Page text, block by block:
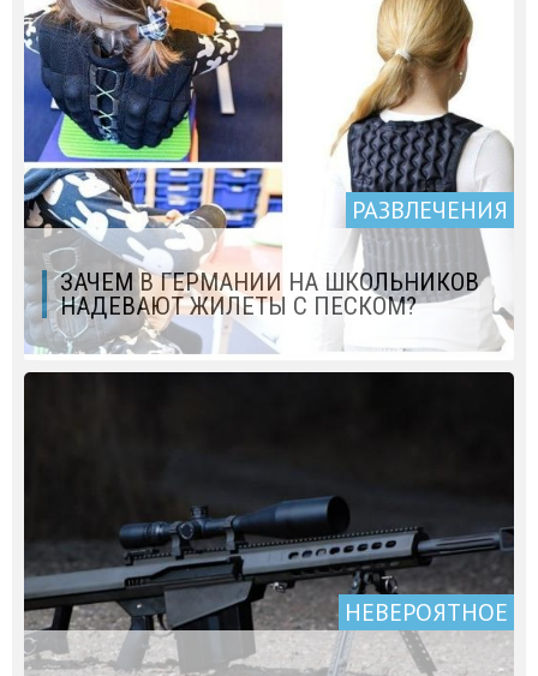
РАЗВЛЕЧЕНИЯ
ЗАЧЕМ В ГЕРМАНИИ НА ШКОЛЬНИКОВ
НАДЕВАЮТ ЖИЛЕТЫ С ПЕСКОМ?
НЕВЕРОЯТНОЕ